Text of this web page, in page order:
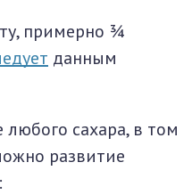
примерно ¾
данным
сахара, в том
развитие